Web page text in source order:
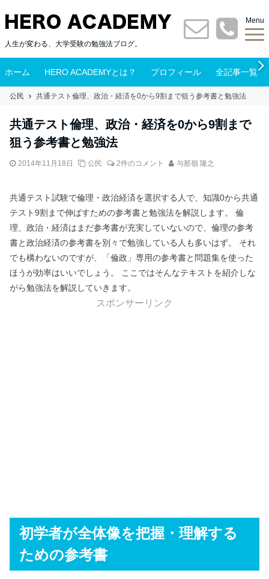
人生が変わる、大学受験の勉強法ブログ。
Menu
ホーム HERO ACADEMYとは？ プロフィール 全記事一覧
公民 共通テスト倫理、政治・経済を0から9割まで狙う参考書と勉強法
共通テスト倫理、政治・経済を0から9割まで
狙う参考書と勉強法
2014年11月18日 公民 2件のコメント 与那嶺 隆之
共通テスト試験で倫理・政治経済を選択する人で、知識0から共通
テスト9割まで伸ばすための参考書と勉強法を解説します。 倫
理、政治・経済はまだ参考書が充実していないので、倫理の参考
書と政治経済の参考書を別々で勉強している人も多いはず。 それ
でも構わないのですが、「倫政」専用の参考書と問題集を使った
ほうが効率はいいでしょう。 ここではそんなテキストを紹介しな
がら勉強法を解説していきます。
スポンサーリンク
初学者が全体像を把握・理解する
ための参考書